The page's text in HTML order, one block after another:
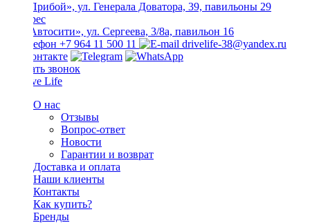
ТЦ «Прибой», ул. Генерала Доватора, 39, павильоны 29
ТЦ «Автосити», ул. Сергеева, 3/8а, павильон 16
+7 964 11 500 11
drivelife-38@yandex.ru
Заказать звонок
О нас
Отзывы
Вопрос-ответ
Новости
Гарантии и возврат
Доставка и оплата
Наши клиенты
Контакты
Как купить?
Бренды